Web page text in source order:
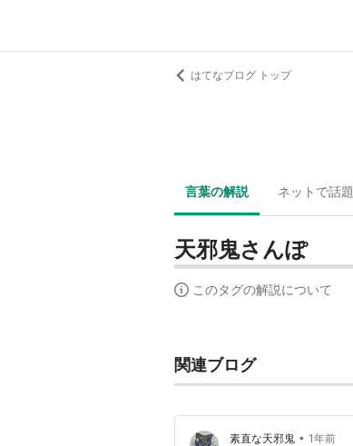
はてなブログ トップ
言葉の解説 ネットで話題
天邪鬼さんぽ
このタグの解説について
関連ブログ
素直な天邪鬼 • 1年前